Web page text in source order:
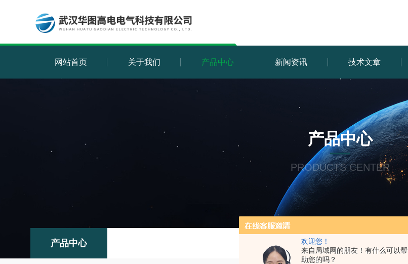
欢迎您！
来自局域网的朋友！有什么可以帮
助您的吗？
网站首页 关于我们 产品中心 新闻资讯 技术文章
产品中心
PRODUCTS CENTER
产品中心